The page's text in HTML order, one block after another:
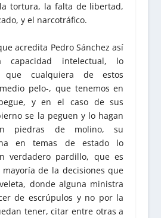
tortura, la falta de libertad,
y el narcotráfico.
acredita Pedro Sánchez así
capacidad intelectual, lo
que cualquiera de estos
pelo-, que tenemos en
y en el caso de sus
se la peguen y lo hagan
piedras de molino, su
en temas de estado lo
verdadero pardillo, que es
de la decisiones que
donde alguna ministra
de escrúpulos y no por la
tener, citar entre otras a